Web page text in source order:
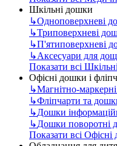
Шкільні дошки
↳Одноповерхневі
↳Триповерхневі
↳П'ятиповерхневі
↳Аксесуари для
Показати всі
Офісні дошки і
↳Магнітно-
↳Фліпчарти та
↳Дошки
↳Дошки поворотні
Показати всі Офісні